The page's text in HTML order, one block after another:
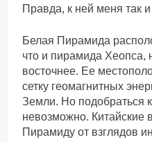
Правда, к ней меня так
Белая Пирамида
что и пирамида Хеопса,
восточнее. Ее
сетку геомагнитных
Земли. Но подобраться
невозможно. Китайские
Пирамиду от взглядов